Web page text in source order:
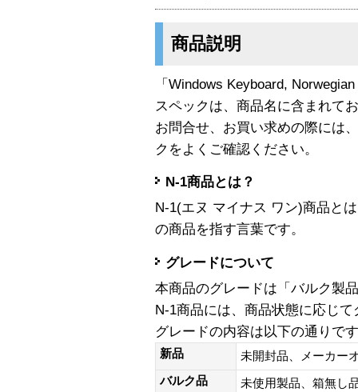
商品説明
「Windows Keyboard,
スペックは、商品名に含まれて
お問合せ、お買い求めの際には
クをよくご確認ください。
N-1商品とは？
N-1(エヌ マイナス ワン)商品と
の商品を指す言葉です。
グレードについて
本商品のグレードは「バルク製
N-1商品には、商品状態に応じ
グレードの内容は以下の通りで
新品
未開封品、メーカー
バルク品
未使用製品、箱無